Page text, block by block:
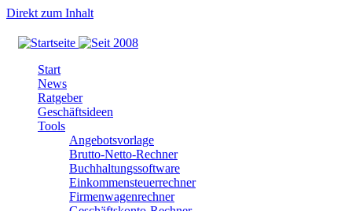
Direkt zum Inhalt
Start
News
Ratgeber
Geschäftsideen
Tools
Angebotsvorlage
Brutto-Netto-Rechner
Buchhaltungssoftware
Einkommensteuerrechner
Firmenwagenrechner